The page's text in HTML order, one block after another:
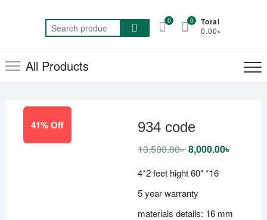
Search
for:
0 Total
0.00৳
0
All Products
41% Off 934 code
13,500.00৳Original
price
13,500.00৳ .
8,000.00৳
4*2 feet hight 60″ *16
5 year warranty
materials details: 16 mm